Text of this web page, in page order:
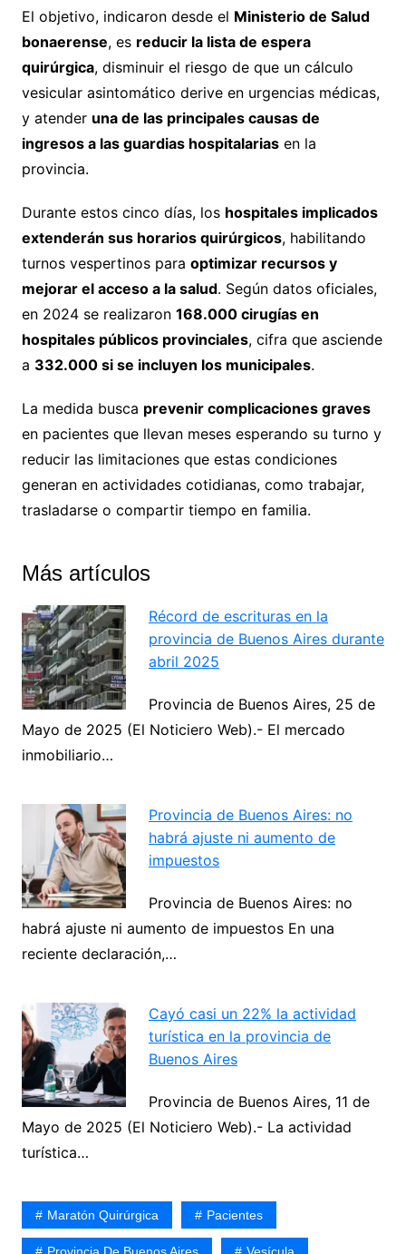
El objetivo, indicaron desde el Ministerio de Salud
bonaerense, es reducir la lista de espera
quirúrgica, disminuir el riesgo de que un cálculo
vesicular asintomático derive en urgencias médicas,
y atender una de las principales causas de
ingresos a las guardias hospitalariasen la
provincia.
Durante estos cinco días, los hospitales implicados
extenderán sus horarios quirúrgicos, habilitando
turnos vespertinos para optimizar recursos y
mejorar el acceso a la salud. Según datos oficiales,
en 2024 se realizaron 168.000 cirugías en
hospitales públicos provinciales, cifra que asciende
a 332.000 si se incluyen los municipales.
La medida busca prevenir complicaciones graves
en pacientes que llevan meses esperando su turno y
reducir las limitaciones que estas condiciones
generan en actividades cotidianas, como trabajar,
trasladarse o compartir tiempo en familia.
Más artículos
Récord de escrituras en la
provincia de Buenos Aires durante
abril 2025
Provincia de Buenos Aires, 25 de
Mayo de 2025 (El Noticiero Web).- El mercado
inmobiliario…
Provincia de Buenos Aires: no
habrá ajuste ni aumento de
impuestos
Provincia de Buenos Aires: no
habrá ajuste ni aumento de impuestos En una
reciente declaración,…
Cayó casi un 22% la actividad
turística en la provincia de
Buenos Aires
Provincia de Buenos Aires, 11 de
Mayo de 2025 (El Noticiero Web).- La actividad
turística…
Maratón Quirúrgica Pacientes